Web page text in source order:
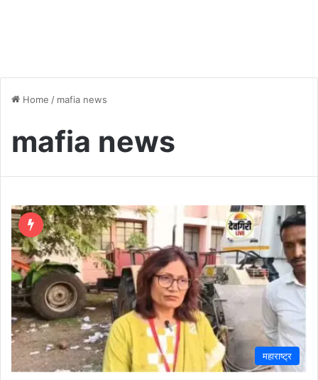
Home / mafia news
mafia news
महाराष्ट्र